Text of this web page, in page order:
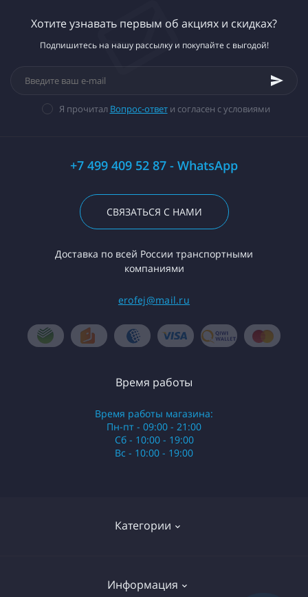
Хотите узнавать первым об акциях и скидках?
Подпишитесь на нашу рассылку и покупайте с выгодой!
Я прочитал Вопрос-ответи согласен с условиями
+7 499 409 52 87 - WhatsApp
СВЯЗАТЬСЯ С НАМИ
Доставка по всей России транспортными
компаниями
erofej@mail.ru
Категории
Информация
Время работы
Время работы магазина:
Пн-пт - 09:00 - 21:00
Сб - 10:00 - 19:00
Вс - 10:00 - 19:00